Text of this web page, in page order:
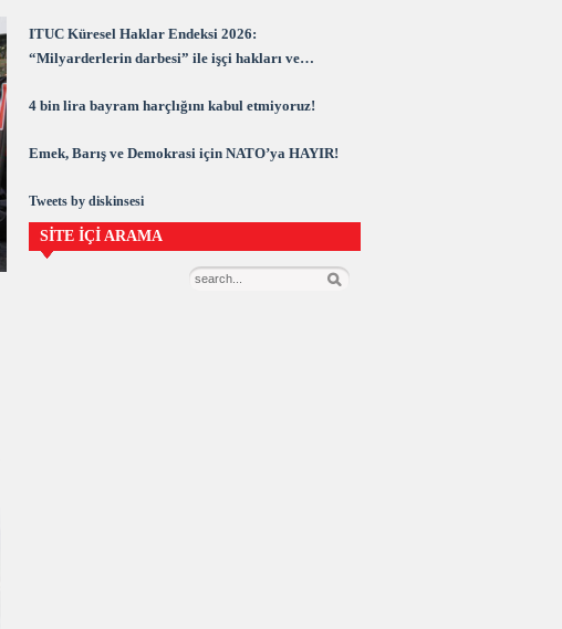
ITUC Küresel Haklar Endeksi 2026:
“Milyarderlerin darbesi” ile işçi hakları ve
4 bin lira bayram harçlığını kabul etmiyoruz!
Emek, Barış ve Demokrasi için NATO’ya HAYIR!
Tweets by diskinsesi
SİTE İÇİ ARAMA